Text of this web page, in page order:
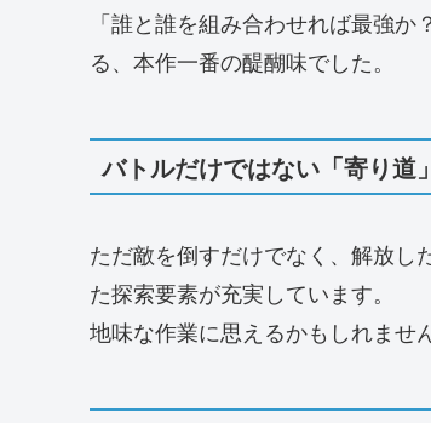
「誰と誰を組み合わせれば最強
る、本作一番の醍醐味でした。
バトルだけではない「寄り道
ただ敵を倒すだけでなく、解放し
た探索要素が充実しています。
地味な作業に思えるかもしれませ